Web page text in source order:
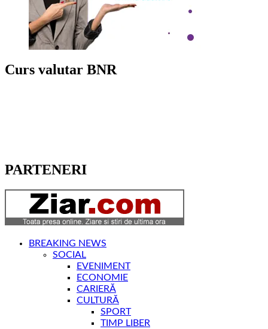
Curs valutar BNR
PARTENERI
BREAKING NEWS
SOCIAL
EVENIMENT
ECONOMIE
CARIERĂ
CULTURĂ
SPORT
TIMP LIBER